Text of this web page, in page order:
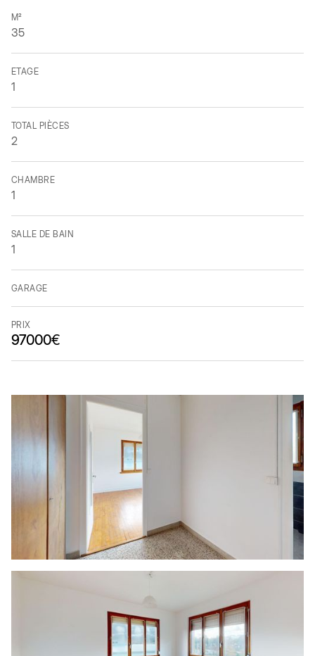
M²
35
ETAGE
1
TOTAL PIÈCES
2
CHAMBRE
1
SALLE DE BAIN
1
GARAGE
PRIX
97000€